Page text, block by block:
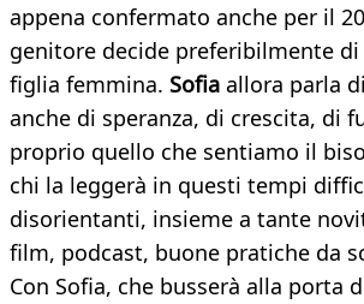
appena confermato anche per il
genitore decide preferibilmente di
figlia femmina. Sofia allora parla
anche di speranza, di crescita, di
proprio quello che sentiamo il
chi la leggerà in questi tempi
disorientanti, insieme a tante
film, podcast, buone pratiche da
Con Sofia, che busserà alla porta